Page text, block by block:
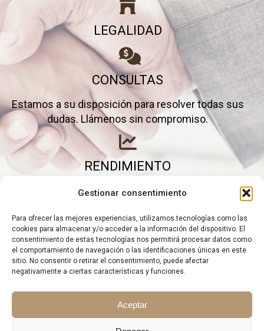
Gestionar consentimiento
Para ofrecer las mejores experiencias, utilizamos tecnologías como las
cookies para almacenar y/o acceder a la información del dispositivo. El
consentimiento de estas tecnologías nos permitirá procesar datos como
el comportamiento de navegación o las identificaciones únicas en este
sitio. No consentir o retirar el consentimiento, puede afectar
negativamente a ciertas características y funciones.
Aceptar
LEGALIDAD
CONSULTAS
Estamos a su disposición para resolver todas sus
dudas. Llámenos sin compromiso.
RENDIMIENTO
Elimine gastos inútiles y saque el máximo partido a